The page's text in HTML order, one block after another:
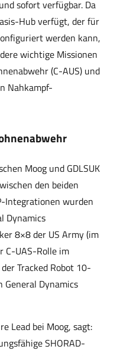
sofort verfügbar. Da
Hub verfügt, der für
werden kann,
wichtige Missionen
(C-AUS) und
Nahkampf-
Moog und GDLSUK
den beiden
Integrationen wurden
Dynamics
8×8 der US Army (im
C-UAS-Rolle im
Tracked Robot 10-
General Dynamics
Lead bei Moog, sagt:
SHORAD-